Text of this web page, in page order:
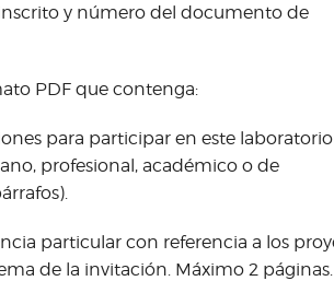
y número del documento de
PDF que contenga:
para participar en este laboratorio
profesional, académico o de
particular con referencia a los
de la invitación. Máximo 2 páginas.